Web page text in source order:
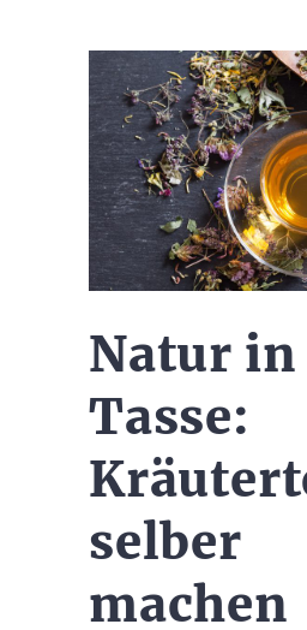
Natur in
Tasse:
selber
machen